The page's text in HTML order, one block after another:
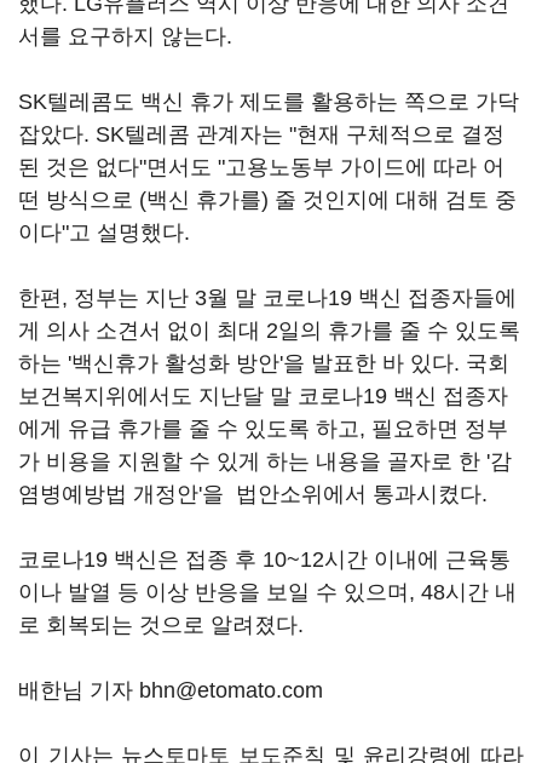
서를 요구하지 않는다.
SK텔레콤도 백신 휴가 제도를 활용하는 쪽으로 가닥
잡았다. SK텔레콤 관계자는 "현재 구체적으로 결정
된 것은 없다"면서도 "고용노동부 가이드에 따라 어
떤 방식으로 (백신 휴가를) 줄 것인지에 대해 검토 중
이다"고 설명했다.
한편, 정부는 지난 3월 말 코로나19 백신 접종자들에
게 의사 소견서 없이 최대 2일의 휴가를 줄 수 있도록
하는 '백신휴가 활성화 방안'을 발표한 바 있다. 국회
보건복지위에서도 지난달 말 코로나19 백신 접종자
에게 유급 휴가를 줄 수 있도록 하고, 필요하면 정부
가 비용을 지원할 수 있게 하는 내용을 골자로 한 '감
염병예방법 개정안'을 법안소위에서 통과시켰다.
코로나19 백신은 접종 후 10~12시간 이내에 근육통
이나 발열 등 이상 반응을 보일 수 있으며, 48시간 내
로 회복되는 것으로 알려졌다.
배한님 기자 bhn@etomato.com
이 기사는 뉴스토마토 보도준칙 및 윤리강령에 따라